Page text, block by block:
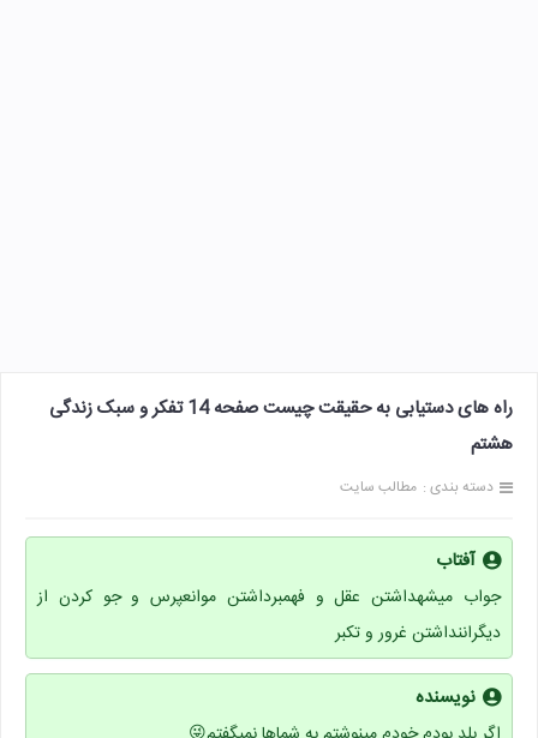
راه های دستیابی به حقیقت چیست صفحه 14 تفکر و سبک زندگی
هشتم
دسته بندی : مطالب سایت
آفتاب
جواب میشهداشتن عقل و فهمبرداشتن موانعپرس و جو کردن از
دیگراننداشتن غرور و تکبر
نویسنده